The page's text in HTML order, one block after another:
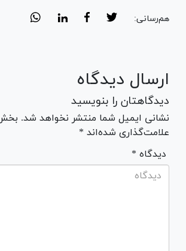
هم‌رسانی:
ارسال دیدگاه
دیدگاهتان را بنویسید
نشانی ایمیل شما منتشر نخواهد شد.
علامت‌گذاری شده‌اند *
* دیدگاه